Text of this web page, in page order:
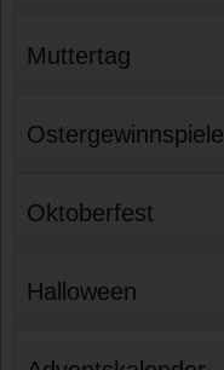
Muttertag
Ostergewinnspiele
Oktoberfest
Halloween